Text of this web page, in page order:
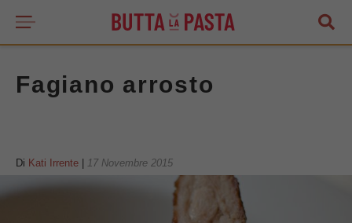
Fagiano arrosto
Di Kati Irrente 17 Novembre 2015